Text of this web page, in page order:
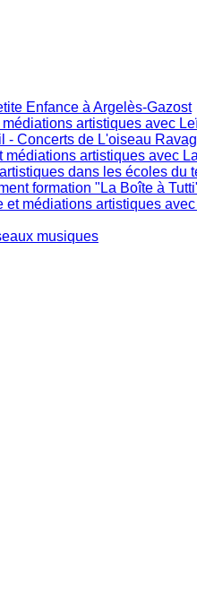
Enfance à Argelès-Gazost
artistiques avec
- Concerts de L'oiseau
médiations artistiques avec
dans les écoles du
formation "La Boîte à
médiations artistiques
musiques